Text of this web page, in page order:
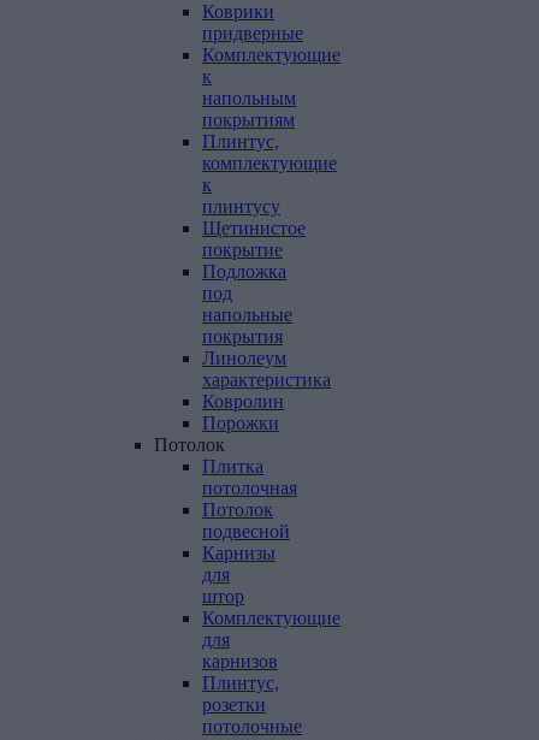
Коврики
придверные
Комплектующие
к
напольным
покрытиям
Плинтус,
комплектующие
к
плинтусу
Щетинистое
покрытие
Подложка
под
напольные
покрытия
Линолеум
характеристика
Ковролин
Порожки
Потолок
Плитка
потолочная
Потолок
подвесной
Карнизы
для
штор
Комплектующие
для
карнизов
Плинтус,
розетки
потолочные